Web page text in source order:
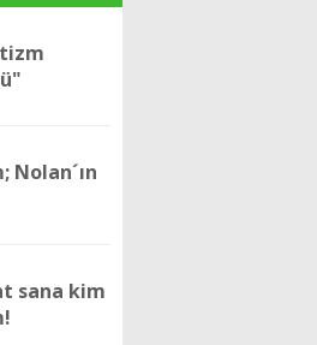
Nolan´ın
sana kim